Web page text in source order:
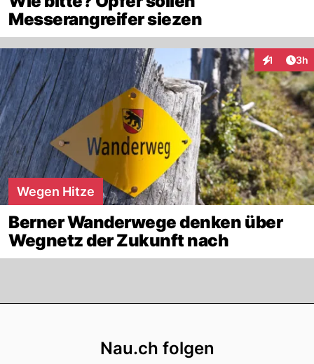
Messerangreifer siezen
1 3h
Wegen Hitze
Berner Wanderwege denken über
Wegnetz der Zukunft nach
Nau.ch folgen